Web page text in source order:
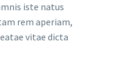
iste natus
rem aperiam,
vitae dicta